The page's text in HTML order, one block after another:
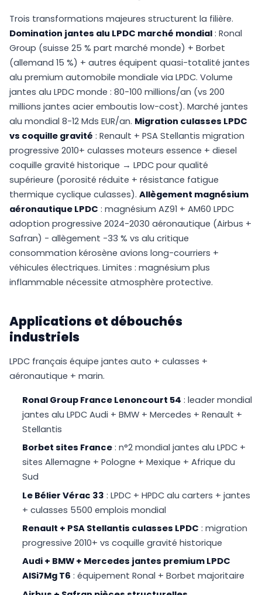
Trois transformations majeures structurent la filière.
Domination jantes alu LPDC marché mondial : Ronal
Group (suisse 25 % part marché monde) + Borbet
(allemand 15 %) + autres équipent quasi-totalité jantes
alu premium automobile mondiale via LPDC. Volume
jantes alu LPDC monde : 80-100 millions/an (vs 200
millions jantes acier emboutis low-cost). Marché jantes
alu mondial 8-12 Mds EUR/an. Migration culasses LPDC
vs coquille gravité : Renault + PSA Stellantis migration
progressive 2010+ culasses moteurs essence + diesel
coquille gravité historique → LPDC pour qualité
supérieure (porosité réduite + résistance fatigue
thermique cyclique culasses). Allègement magnésium
aéronautique LPDC : magnésium AZ91 + AM60 LPDC
adoption progressive 2024-2030 aéronautique (Airbus +
Safran) - allègement -33 % vs alu critique
consommation kérosène avions long-courriers +
véhicules électriques. Limites : magnésium plus
inflammable nécessite atmosphère protective.
Applications et débouchés
industriels
LPDC français équipe jantes auto + culasses +
aéronautique + marin.
Ronal Group France Lenoncourt 54 : leader mondial
jantes alu LPDC Audi + BMW + Mercedes + Renault +
Stellantis
Borbet sites France : n°2 mondial jantes alu LPDC +
sites Allemagne + Pologne + Mexique + Afrique du
Sud
Le Bélier Vérac 33 : LPDC + HPDC alu carters + jantes
+ culasses 5500 emplois mondial
Renault + PSA Stellantis culasses LPDC : migration
progressive 2010+ vs coquille gravité historique
Audi + BMW + Mercedes jantes premium LPDC
AlSi7Mg T6 : équipement Ronal + Borbet majoritaire